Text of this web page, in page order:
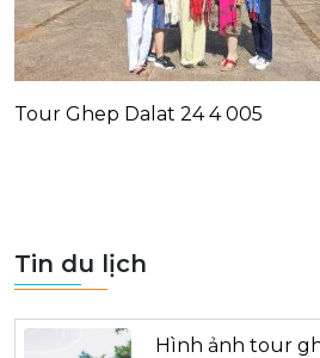
Tour Ghep Dalat 24 4 005
Tin du lịch
Hình ảnh tour